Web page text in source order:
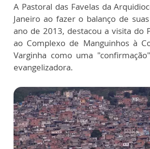
A Pastoral das Favelas da
Janeiro ao fazer o balanço de
ano de 2013, destacou a visita do
ao Complexo de Manguinhos à
Varginha como uma
evangelizadora.